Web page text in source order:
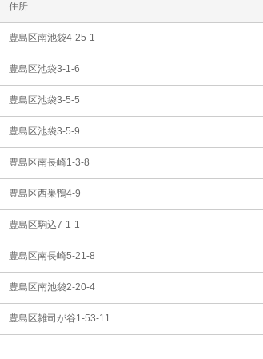
住所
豊島区南池袋4-25-1
豊島区池袋3-1-6
豊島区池袋3-5-5
豊島区池袋3-5-9
豊島区南長崎1-3-8
豊島区西巣鴨4-9
豊島区駒込7-1-1
豊島区南長崎5-21-8
豊島区南池袋2-20-4
豊島区雑司が谷1-53-11